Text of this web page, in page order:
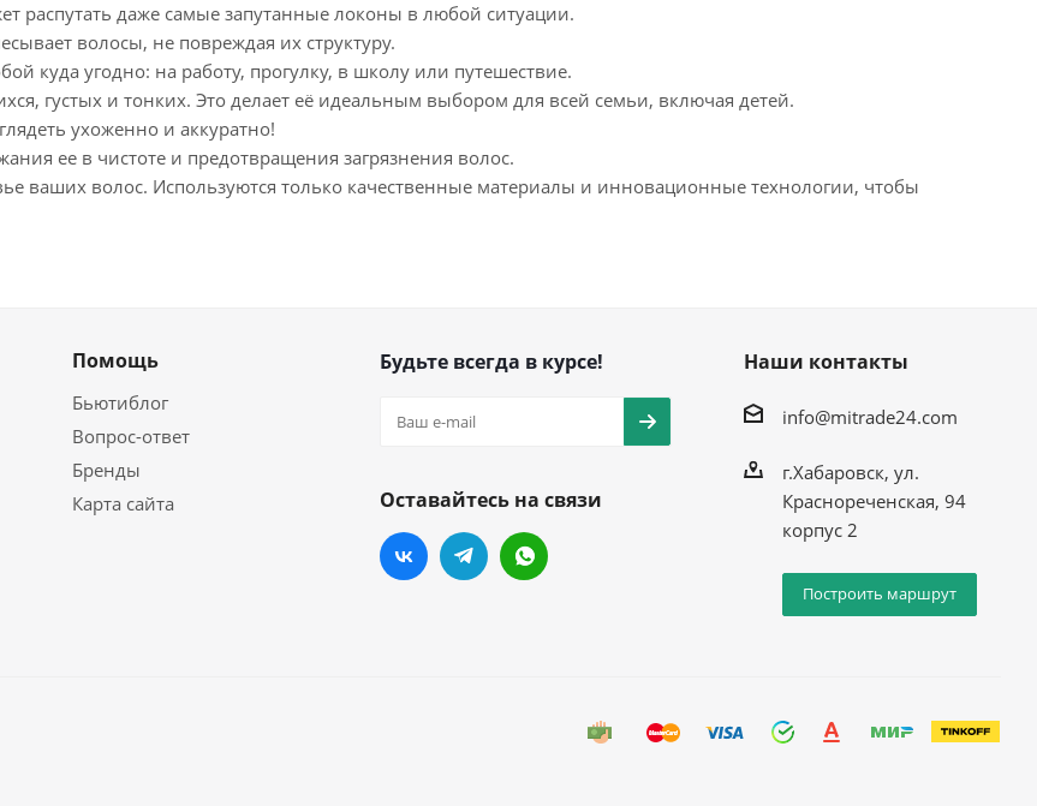
распутать даже самые запутанные локоны в любой ситуации.
волосы, не повреждая их структуру.
куда угодно: на работу, прогулку, в школу или путешествие.
густых и тонких. Это делает её идеальным выбором для всей семьи, включая детей.
ухоженно и аккуратно!
ее в чистоте и предотвращения загрязнения волос.
ваших волос. Используются только качественные материалы и инновационные технологии, чтобы
Помощь
Бьютиблог
Вопрос-ответ
Бренды
Карта сайта
Будьте всегда в курсе!
Оставайтесь на связи
Наши контакты
info@mitrade24.com
г.Хабаровск, ул.
Краснореченская, 94
корпус 2
Построить маршрут